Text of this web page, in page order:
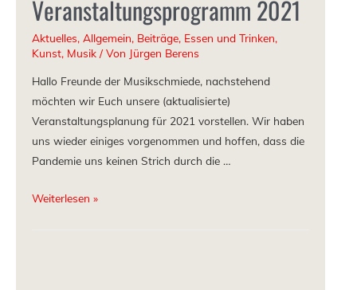
Veranstaltungsprogramm 2021
Aktuelles, Allgemein, Beiträge, Essen und Trinken,
Kunst, Musik / Von Jürgen Berens
Hallo Freunde der Musikschmiede, nachstehend
möchten wir Euch unsere (aktualisierte)
Veranstaltungsplanung für 2021 vorstellen. Wir haben
uns wieder einiges vorgenommen und hoffen, dass die
Pandemie uns keinen Strich durch die …
Weiterlesen »